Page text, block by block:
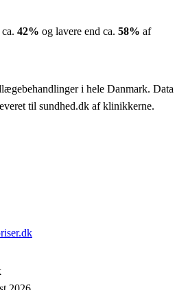
42% og lavere end ca. 58% af
i hele Danmark. Data
til sundhed.dk af klinikkerne.